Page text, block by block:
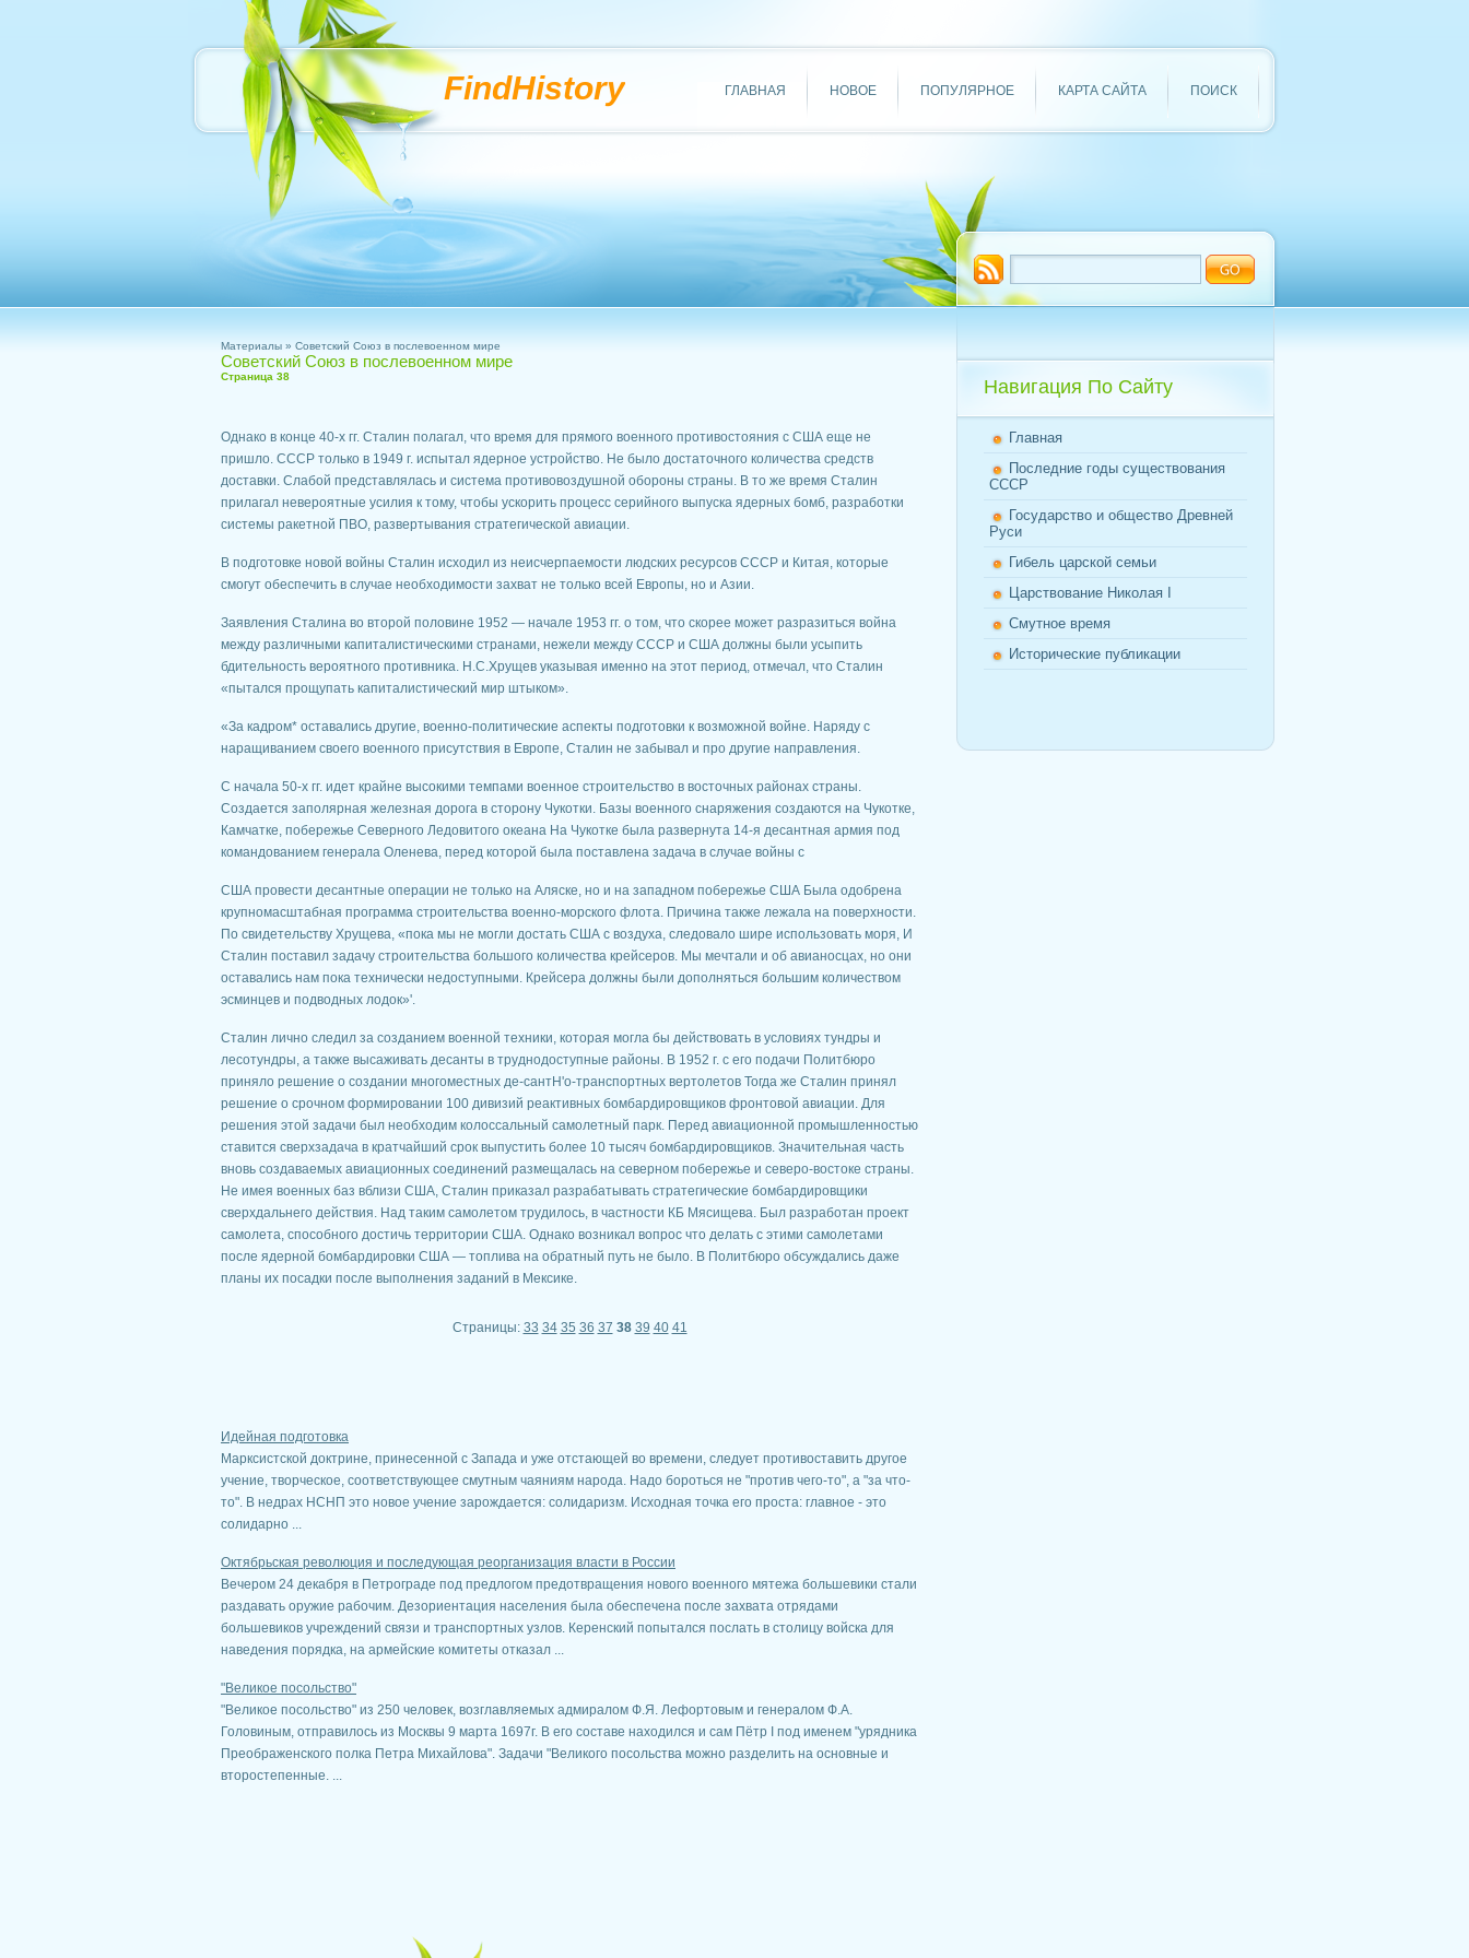
FindHistory ГЛАВНАЯ НОВОЕ ПОПУЛЯРНОЕ КАРТА САЙТА ПОИСК
Материалы » Советский Союз в послевоенном мире
Советский Союз в послевоенном мире
Страница 38
Однако в конце 40-х гг. Сталин полагал, что время для прямого военного противостояния с США еще не
пришло. СССР только в 1949 г. испытал ядерное устройство. Не было достаточного количества средств
доставки. Слабой представлялась и система противовоздушной обороны страны. В то же время Сталин
прилагал невероятные усилия к тому, чтобы ускорить процесс серийного выпуска ядерных бомб, разработки
системы ракетной ПВО, развертывания стратегической авиации.
В подготовке новой войны Сталин исходил из неисчерпаемости людских ресурсов СССР и Китая, которые
смогут обеспечить в случае необходимости захват не только всей Европы, но и Азии.
Заявления Сталина во второй половине 1952 — начале 1953 гг. о том, что скорее может разразиться война
между различными капиталистическими странами, нежели между СССР и США должны были усыпить
бдительность вероятного противника. Н.С.Хрущев указывая именно на этот период, отмечал, что Сталин
«пытался прощупать капиталистический мир штыком».
«За кадром* оставались другие, военно-политические аспекты подготовки к возможной войне. Наряду с
наращиванием своего военного присутствия в Европе, Сталин не забывал и про другие направления.
С начала 50-х гг. идет крайне высокими темпами военное строительство в восточных районах страны.
Создается заполярная железная дорога в сторону Чукотки. Базы военного снаряжения создаются на Чукотке,
Камчатке, побережье Северного Ледовитого океана На Чукотке была развернута 14-я десантная армия под
командованием генерала Оленева, перед которой была поставлена задача в случае войны с
США провести десантные операции не только на Аляске, но и на западном побережье США Была одобрена
крупномасштабная программа строительства военно-морского флота. Причина также лежала на поверхности.
По свидетельству Хрущева, «пока мы не могли достать США с воздуха, следовало шире использовать моря, И
Сталин поставил задачу строительства большого количества крейсеров. Мы мечтали и об авианосцах, но они
оставались нам пока технически недоступными. Крейсера должны были дополняться большим количеством
эсминцев и подводных лодок»'.
Сталин лично следил за созданием военной техники, которая могла бы действовать в условиях тундры и
лесотундры, а также высаживать десанты в труднодоступные районы. В 1952 г. с его подачи Политбюро
приняло решение о создании многоместных де-сантН'о-транспортных вертолетов Тогда же Сталин принял
решение о срочном формировании 100 дивизий реактивных бомбардировщиков фронтовой авиации. Для
решения этой задачи был необходим колоссальный самолетный парк. Перед авиационной промышленностью
ставится сверхзадача в кратчайший срок выпустить более 10 тысяч бомбардировщиков. Значительная часть
вновь создаваемых авиационных соединений размещалась на северном побережье и северо-востоке страны.
Не имея военных баз вблизи США, Сталин приказал разрабатывать стратегические бомбардировщики
сверхдальнего действия. Над таким самолетом трудилось, в частности КБ Мясищева. Был разработан проект
самолета, способного достичь территории США. Однако возникал вопрос что делать с этими самолетами
после ядерной бомбардировки США — топлива на обратный путь не было. В Политбюро обсуждались даже
планы их посадки после выполнения заданий в Мексике.
Страницы: 33 34 35 36 37 38 39 40 41
Идейная подготовка
Марксистской доктрине, принесенной с Запада и уже отстающей во времени, следует противоставить другое
учение, творческое, соответствующее смутным чаяниям народа. Надо бороться не "против чего-то", а "за что-
то". В недрах НСНП это новое учение зарождается: солидаризм. Исходная точка его проста: главное - это
солидарно ...
Октябрьская революция и последующая реорганизация власти в России
Вечером 24 декабря в Петрограде под предлогом предотвращения нового военного мятежа большевики стали
раздавать оружие рабочим. Дезориентация населения была обеспечена после захвата отрядами
большевиков учреждений связи и транспортных узлов. Керенский попытался послать в столицу войска для
наведения порядка, на армейские комитеты отказал ...
"Великое посольство"
"Великое посольство" из 250 человек, возглавляемых адмиралом Ф.Я. Лефортовым и генералом Ф.А.
Головиным, отправилось из Москвы 9 марта 1697г. В его составе находился и сам Пётр I под именем "урядника
Преображенского полка Петра Михайлова". Задачи "Великого посольства можно разделить на основные и
второстепенные. ...
Навигация По Сайту
Главная
Последние годы существования
СССР
Государство и общество Древней
Руси
Гибель царской семьи
Царствование Николая I
Смутное время
Исторические публикации